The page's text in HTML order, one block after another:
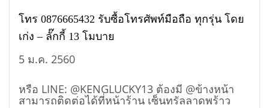
โทร 0876665432 รับซื้อโทรศัพท์มือถือ ทุกรุ่น โดย
เก่ง – ​ลั๊กกี้ 13 โมบาย
5 ม.ค. 2560
หรือ LINE: @KENGLUCKY13 ต้องมี @ข้างหน้า
สามารถติดต่อได้ที่หน้าร้าน เซ็นทรัลลาดพร้าว